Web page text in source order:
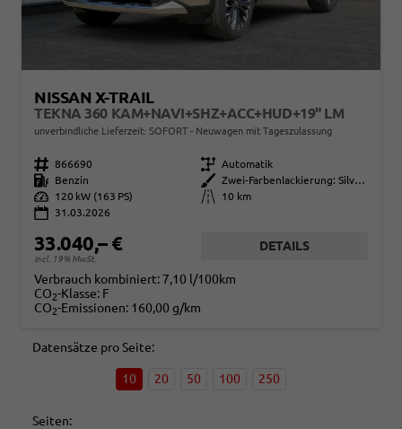
NISSAN X-TRAIL
TEKNA 360 KAM+NAVI+SHZ+ACC+HUD+19" LM
unverbindliche Lieferzeit: SOFORT Neuwagen mit Tageszulassung
Fahrzeugnr. 866690 Getriebe Automatik
Kraftstoff
Benzin Außenfarbe
Zwei-Farbenlackierung: Silver/ Diamond Black
Leistung
120 kW (163 PS) Kilometerstand
10 km
31.03.2026
33.040,– €
incl. 19% MwSt.
DETAILS
Verbrauch kombiniert: 7,10 l/100km
CO2-Klasse: F
CO2-Emissionen: 160,00 g/km
Datensätze pro Seite:
10 20 50 100 250
Seiten: